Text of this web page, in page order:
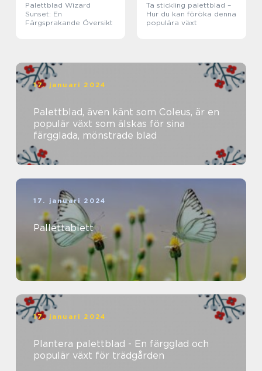
Palettblad Wizard
Sunset: En
Färgsprakande Översikt
Ta stickling palettblad –
Hur du kan föröka denna
populära växt
17. januari 2024
Palettblad, även känt som Coleus, är en
populär växt som älskas för sina
färgglada, mönstrade blad
17. januari 2024
Pallettablett
17. januari 2024
Plantera palettblad - En färgglad och
populär växt för trädgården